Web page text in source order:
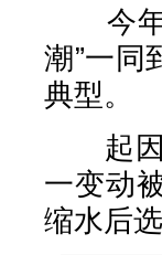
今年
潮”一同
典型。
起因
一变动
缩水后